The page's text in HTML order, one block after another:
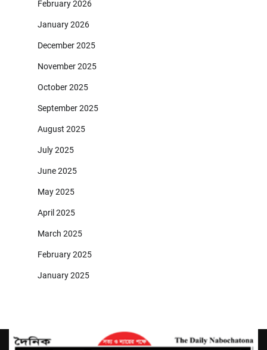
February 2026
January 2026
December 2025
November 2025
October 2025
September 2025
August 2025
July 2025
June 2025
May 2025
April 2025
March 2025
February 2025
January 2025